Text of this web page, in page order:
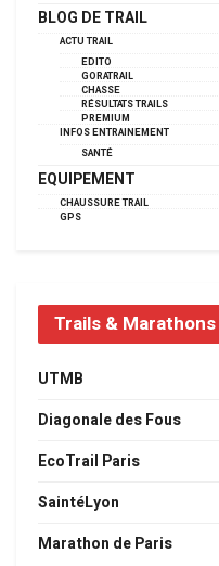
BLOG DE TRAIL
ACTU TRAIL
EDITO
GORATRAIL
CHASSE
RÉSULTATS TRAILS
PREMIUM
INFOS ENTRAINEMENT
SANTÉ
EQUIPEMENT
CHAUSSURE TRAIL
GPS
Trails & Marathons
UTMB
Diagonale des Fous
EcoTrail Paris
SaintéLyon
Marathon de Paris